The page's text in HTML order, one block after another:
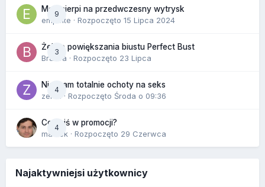
9
Mąż cierpi na przedwczesny wytrysk
empelte · Rozpoczęto 15 Lipca 2024
3
Żel do powiększania biustu Perfect Bust
Bravva · Rozpoczęto 23 Lipca
4
Nie mam totalnie ochoty na seks
zenla
· Rozpoczęto Środa o 09:36
4
Co dziś w promocji?
maciek · Rozpoczęto 29 Czerwca
Najaktywniejsi użytkownicy